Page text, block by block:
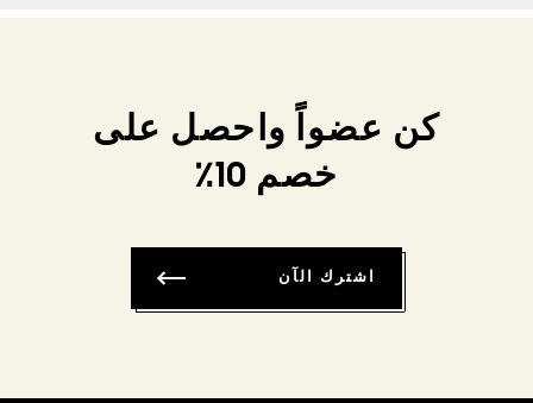
كن عضواً واحصل على
خصم 10٪
اشترك الآن